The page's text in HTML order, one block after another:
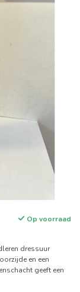
Op voorraad
dressuur
en een
geeft een